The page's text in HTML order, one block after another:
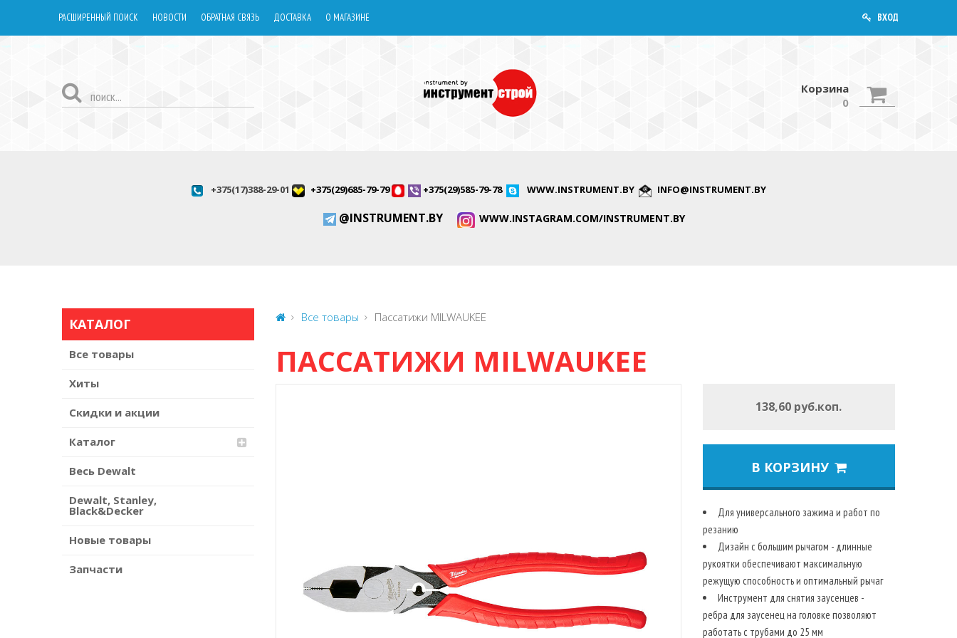
РАСШИРЕННЫЙ ПОИСК НОВОСТИ ОБРАТНАЯ СВЯЗЬ ДОСТАВКА О МАГАЗИНЕ ВХОД
Корзина
0
+375(17)388-29-01 +375(29)685-79-79 +375(29)585-79-78 WWW.INSTRUMENT.BY INFO@INSTRUMENT.BY
@INSTRUMENT.BY WWW.INSTAGRAM.COM/INSTRUMENT.BY
КАТАЛОГ
Все товары
Хиты
Скидки и акции
Каталог
Весь Dewalt
Dewalt, Stanley,
Black&Decker
Новые товары
Запчасти
Все товары Пассатижи MILWAUKEE
ПАССАТИЖИ MILWAUKEE
138,60 руб.коп.
В КОРЗИНУ
Для универсального зажима и работ по
резанию
Дизайн с большим рычагом - длинные
рукоятки обеспечивают максимальную
режущую способность и оптимальный рычаг
Инструмент для снятия заусенцев -
ребра для заусенец на головке позволяют
работать с трубами до 25 мм